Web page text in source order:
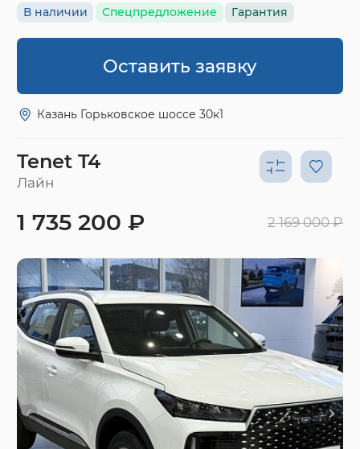
В наличии Спецпредложение Гарантия
Оставить заявку
Казань Горьковское шоссе 30к1
Tenet T4
Лайн
1 735 200 ₽ 2 169 000 ₽